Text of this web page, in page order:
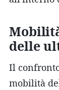
delle
Il
mobilità